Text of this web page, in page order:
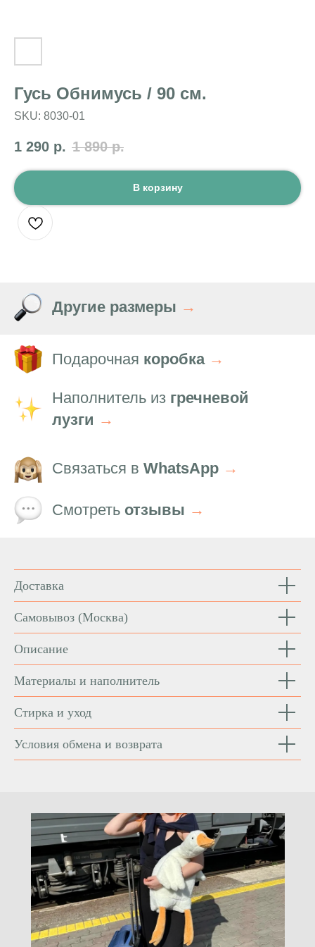
Гусь Обнимусь / 90 см.
SKU: 8030-01
1 290 р. 1 890 р.
В корзину
Другие размеры →
Подарочная коробка →
Наполнитель из гречневой
лузги →
Связаться в WhatsApp →
Смотреть отзывы →
Доставка
Самовывоз (Москва)
Описание
Материалы и наполнитель
Стирка и уход
Условия обмена и возврата